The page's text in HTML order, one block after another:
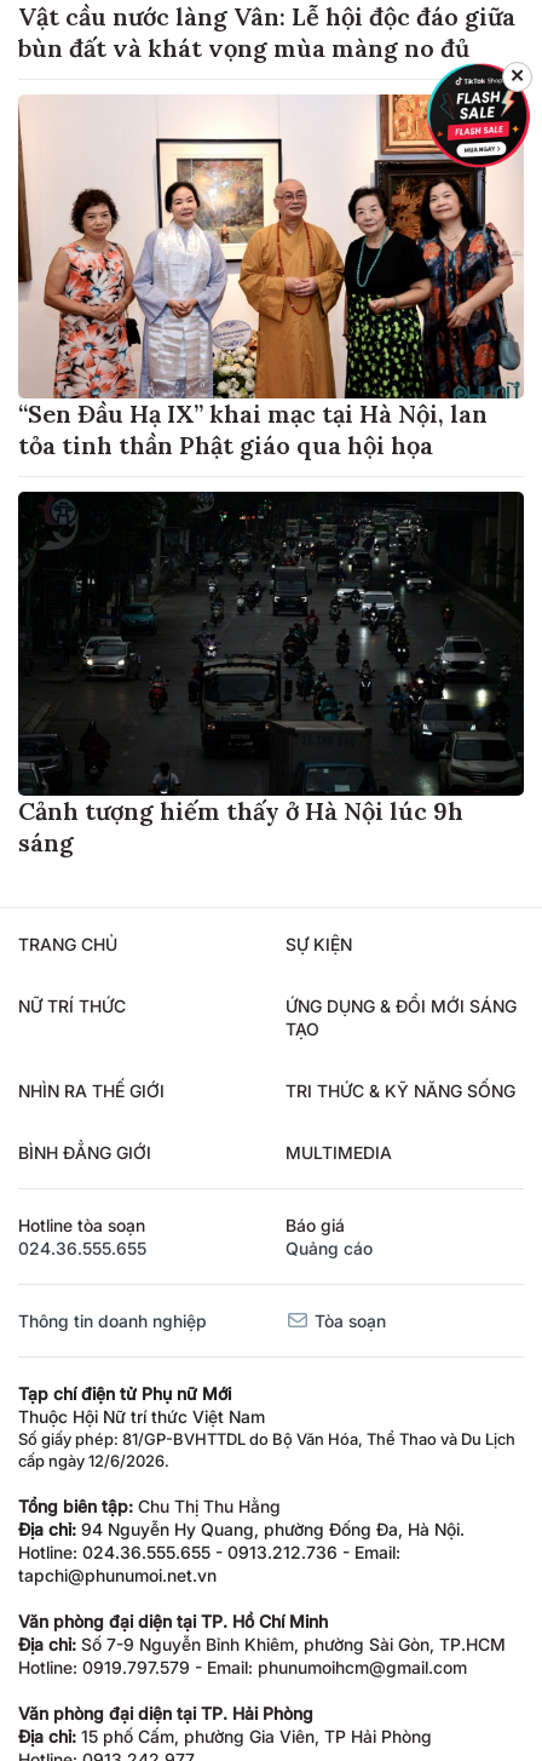
Vật cầu nước làng Vân: Lễ hội độc đáo giữa
bùn đất và khát vọng mùa màng no đủ
“Sen Đầu Hạ IX” khai mạc tại Hà Nội, lan
tỏa tinh thần Phật giáo qua hội họa
Cảnh tượng hiếm thấy ở Hà Nội lúc 9h
sáng
TRANG CHỦ SỰ KIỆN
NỮ TRÍ THỨC
ỨNG DỤNG & ĐỔI MỚI SÁNG
TẠO
NHÌN RA THẾ GIỚI TRI THỨC & KỸ NĂNG SỐNG
BÌNH ĐẲNG GIỚI MULTIMEDIA
Hotline tòa soạn
024.36.555.655
Báo giá
Quảng cáo
Thông tin doanh nghiệp Tòa soạn
Tạp chí điện tử Phụ nữ Mới
Thuộc Hội Nữ trí thức Việt Nam
Số giấy phép: 81/GP-BVHTTDL do Bộ Văn Hóa, Thể Thao và Du Lịch
cấp ngày 12/6/2026.
Tổng biên tập: Chu Thị Thu Hằng
Địa chỉ: 94 Nguyễn Hy Quang, phường Đống Đa, Hà Nội.
Hotline: 024.36.555.655 - 0913.212.736 - Email:
tapchi@phunumoi.net.vn
Văn phòng đại diện tại TP. Hồ Chí Minh
Địa chỉ: Số 7-9 Nguyễn Bỉnh Khiêm, phường Sài Gòn, TP.HCM
Hotline: 0919.797.579 - Email: phunumoihcm@gmail.com
Văn phòng đại diện tại TP. Hải Phòng
Địa chỉ: 15 phố Cấm, phường Gia Viên, TP Hải Phòng
✕